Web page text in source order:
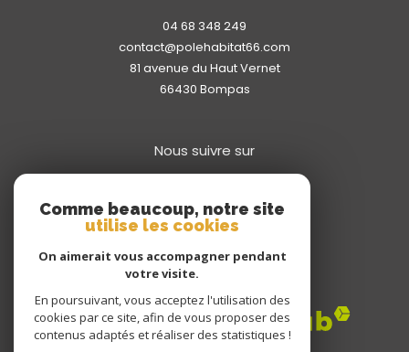
04 68 348 249
contact@polehabitat66.com
81 avenue du Haut Vernet
Nous suivre sur
Adhérents
Comme beaucoup, notre site
utilise les cookies
On aimerait vous accompagner pendant
votre visite.
En poursuivant, vous acceptez l'utilisation des
cookies par ce site, afin de vous proposer des
contenus adaptés et réaliser des statistiques !